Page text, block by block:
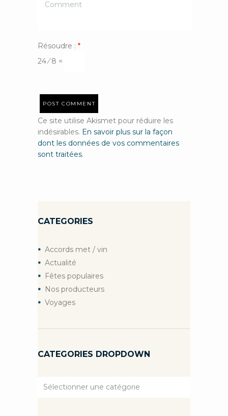
Résoudre : *
24 ⁄ 8 =
Ce site utilise Akismet pour réduire les
indésirables. En savoir plus sur la façon
dont les données de vos commentaires
sont traitées.
CATEGORIES
Accords met / vin
Actualité
Fêtes populaires
Nos producteurs
Voyages
CATEGORIES DROPDOWN
Categories